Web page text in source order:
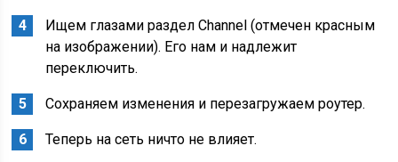
Ищем глазами раздел Channel (отмечен красным
на изображении). Его нам и надлежит
переключить.
Сохраняем изменения и перезагружаем роутер.
Теперь на сеть ничто не влияет.